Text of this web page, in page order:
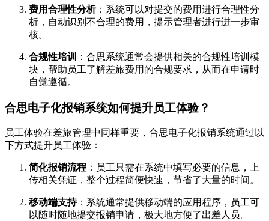
费用合理性分析：系统可以对提交的费用进行合理性分
析，自动识别不合理的费用，提示管理者进行进一步审
核。
合规性培训
：合思系统通常会提供相关的合规性培训模
块，帮助员工了解差旅费用的合规要求，从而在申请时
自觉遵循。
合思电子化报销系统如何提升员工体验？
员工体验在差旅管理中同样重要，合思电子化报销系统通过以
下方式提升员工体验：
简化报销流程 ：员工只需在系统中填写必要的信息，上
传相关凭证，整个过程简便快速，节省了大量的时间。
移动端支持：系统通常提供移动端的应用程序，员工可
以随时随地提交报销申请，极大地方便了出差人员。